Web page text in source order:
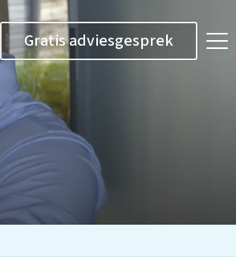
Gratis adviesgesprek